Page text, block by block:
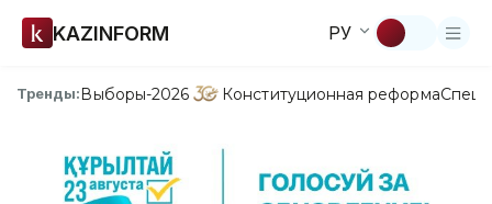
KAZINFORM РУ
Тренды:Выборы-2026 Конституционная реформа